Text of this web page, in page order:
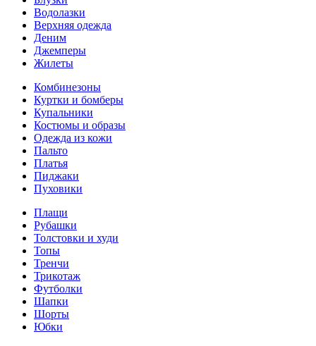
Водолазки
Верхняя одежда
Деним
Джемперы
Жилеты
Комбинезоны
Куртки и бомберы
Купальники
Костюмы и образы
Одежда из кожи
Пальто
Платья
Пиджаки
Пуховики
Плащи
Рубашки
Толстовки и худи
Топы
Тренчи
Трикотаж
Футболки
Шапки
Шорты
Юбки